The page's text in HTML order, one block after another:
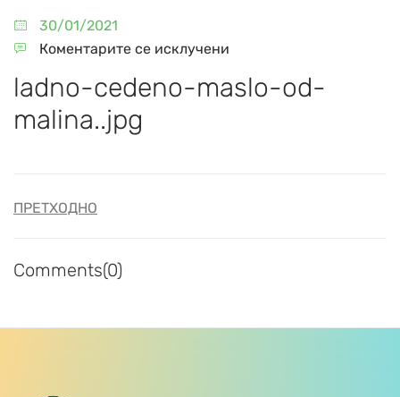
30/01/2021
Коментарите се исклучени
ladno-cedeno-maslo-od-
malina..jpg
ПРЕТХОДНО
Comments(0)